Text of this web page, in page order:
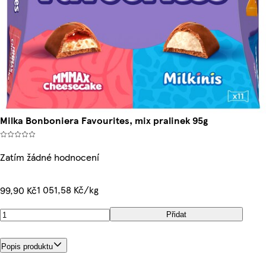
Milka Bonboniera Favourites, mix pralinek 95g
Zatím žádné hodnocení
99,90 Kč1 051,58 Kč/kg
Přidat
Popis produktu